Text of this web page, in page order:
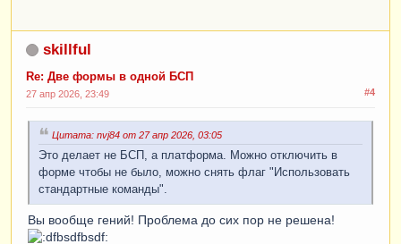
skillful
Re: Две формы в одной БСП
#4
27 апр 2026, 23:49
Цитата: nvj84 от 27 апр 2026, 03:05
Это делает не БСП, а платформа. Можно отключить в
форме чтобы не было, можно снять флаг "Использовать
стандартные команды".
Вы вообще гений! Проблема до сих пор не решена!